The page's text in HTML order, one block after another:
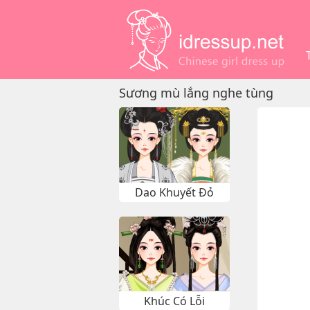
Sương mù lắng nghe tùng
Dao Khuyết Đỏ
Khúc Có Lỗi